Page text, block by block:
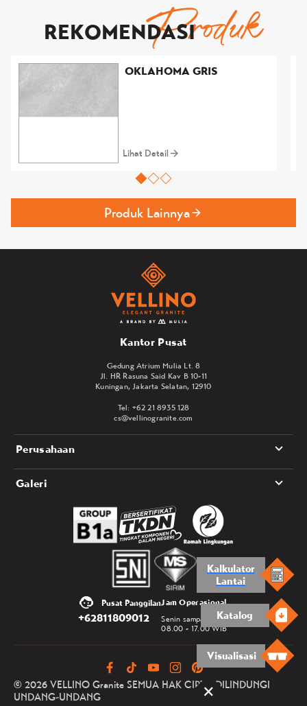
REKOMENDASIProduk
OKLAHOMA GRIS
Lihat Detail
Produk Lainnya
Kalkulator
Lantai
Katalog
Visualisasi
Kantor Pusat
Gedung Atrium Mulia Lt. 8
Jl. HR Rasuna Said Kav B 10-11
Kuningan, Jakarta Selatan, 12910
Tel: +62 21 8935 128
cs@vellinogranite.com
Perusahaan
Galeri
Pusat Panggilan
+62811809012
Jam Operasional
Senin sampai Jumat
08.00 - 17.00 WIB
© 2026 VELLINO Granite SEMUA HAK CIPTA DILINDUNGI
UNDANG-UNDANG